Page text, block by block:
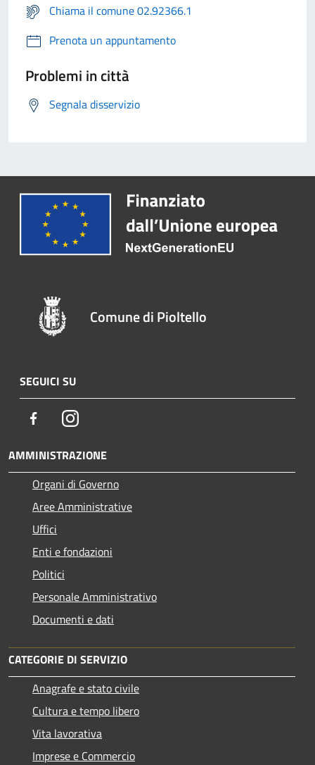
Chiama il comune 02.92366.1
Prenota un appuntamento
Problemi in città
Segnala disservizio
Comune di Pioltello
SEGUICI SU
FacebookInstagram
AMMINISTRAZIONE
Organi di Governo
Aree Amministrative
Uffici
Enti e fondazioni
Politici
Personale Amministrativo
Documenti e dati
CATEGORIE DI SERVIZIO
Anagrafe e stato civile
Cultura e tempo libero
Vita lavorativa
Imprese e Commercio